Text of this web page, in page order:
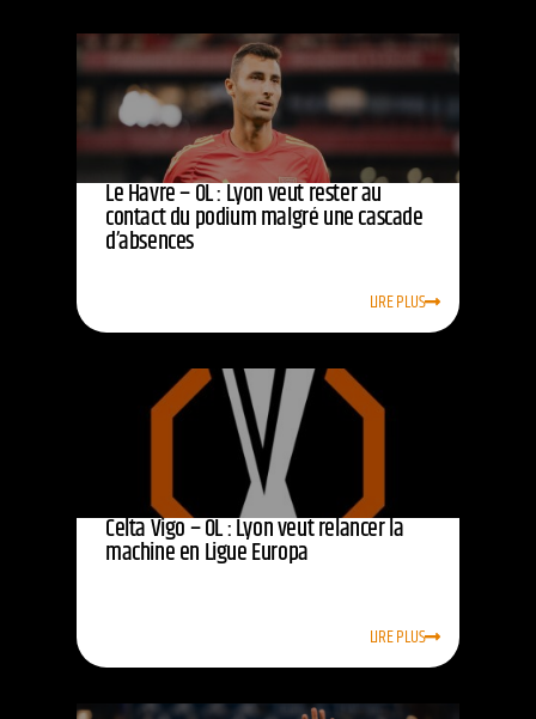
Le Havre – OL : Lyon veut rester au
contact du podium malgré une cascade
d’absences
LIRE PLUS
Celta Vigo – OL : Lyon veut relancer la
machine en Ligue Europa
LIRE PLUS